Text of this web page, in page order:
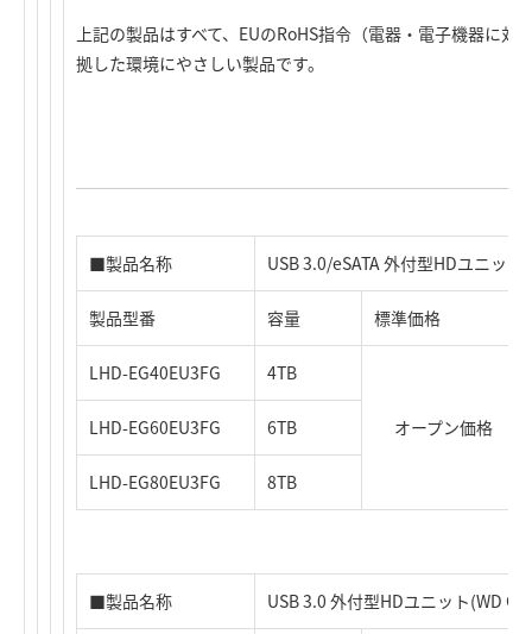
上記の製品はすべて、EUのRoHS指令（電器・電子機器に
拠した環境にやさしい製品です。
■製品名称 USB 3.0/eSATA 外付型HDユニット
製品型番 容量 標準価格
LHD-EG40EU3FG 4TB
オープン価格
LHD-EG60EU3FG 6TB
LHD-EG80EU3FG 8TB
■製品名称 USB 3.0 外付型HDユニット(WD